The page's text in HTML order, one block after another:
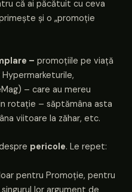
că ai păcătuit cu ceva
și o „promoție
– promoțiile pe viață
– care au mereu
rotație – săptămâna asta
viitoare la zăhar, etc.
pericole. Le repet:
pentru Promoție, pentru